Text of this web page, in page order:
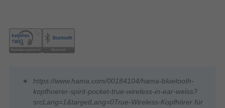
https://www.hama.com/00184104/hama-bluetooth-
kopfhoerer-spirit-pocket-true-wireless-in-ear-weiss?
srcLang=1&targetLang=0True-Wireless-Kopfhörer für